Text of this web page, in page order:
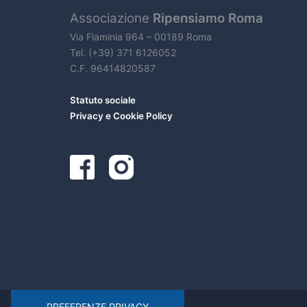
Associazione Ripensiamo Roma
Via Flaminia 964 – 00189 Roma
Tel. (+39) 371 6126052
C.F. 96414820587
Statuto sociale
Privacy e Cookie Policy